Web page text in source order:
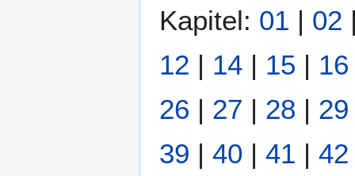
Kapitel: 01 | 02
12 | 14 | 15 | 16
26 | 27 | 28 | 29
39 | 40 | 41 | 42